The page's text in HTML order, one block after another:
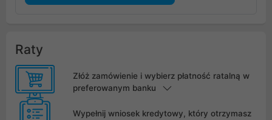
Raty
Złóż zamówienie i wybierz płatność ratalną w
preferowanym banku
Wypełnij wniosek kredytowy, który otrzymasz